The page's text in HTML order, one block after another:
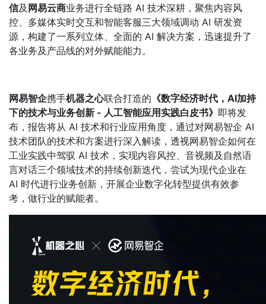
信及 网易云商业务进行全链路 AI 技术深耕，聚焦内容风
控、多媒体实时交互和智能客服三大领域调动 AI 研发资
源，构建了一系列立体、全面的 AI 解决方案，迅速提升了
各业务及产品线的对外赋能能力。
网易智企携手机器之心联合打造的 《数字经济时代，AI加持
下的技术与业务创新 - 人工智能应用实践白皮书》 即将发
布，报告将从 AI 技术和行业应用角度，通过对网易智企 AI
技术团队的技术和方案进行深入解读，透视网易智企如何在
工业实践中驾驭 AI 技术，实现内容风控、音视频及自然语
言对话三个领域技术的持续创新迭代，尝试为现代企业在
AI 时代进行业务创新，开展企业数字化转型提供有效参
考，做行业的赋能者。